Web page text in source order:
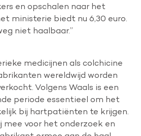
en opschalen naar het
ministerie biedt nu 6,30 euro.
niet haalbaar.”
medicijnen als colchicine
wereldwijd worden
Volgens Waals is een
periode essentieel om het
bij hartpatiënten te krijgen.
mee voor het onderzoek en